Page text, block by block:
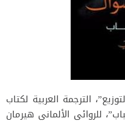
الترجمة العربية لكتاب
للروائي الألماني هيرمان